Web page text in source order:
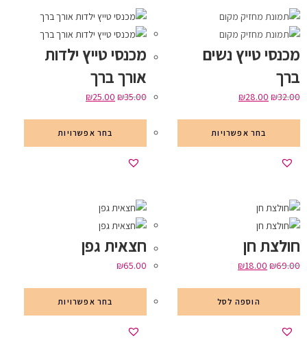
מכנסי טייץ נשים
ברך
₪32.00
₪28.00
בחר אפשרויות
מכנסי טייץ ילדות
אורך ברך
₪35.00
₪25.00
בחר אפשרויות
חולצת חן
₪69.00
₪18.00
הוספה לסל
חצאית גפן
₪65.00
בחר אפשרויות